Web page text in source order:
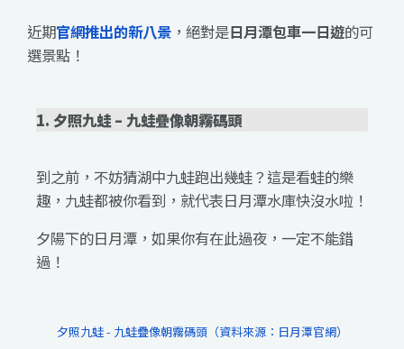
近期官網推出的新八景 ，絕對是日月潭包車一日遊的可
選景點！
1. 夕照九蛙 – 九蛙疊像朝霧碼頭
到之前，不妨猜湖中九蛙跑出幾蛙？這是看蛙的樂
趣，九蛙都被你看到，就代表日月潭水庫快沒水啦！
夕陽下的日月潭，如果你有在此過夜，一定不能錯
過！
夕照九蛙 - 九蛙疊像朝霧碼頭（資料來源：日月潭官網）